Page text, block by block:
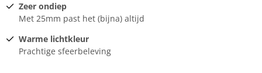
Zeer ondiep
Met 25mm past het (bijna) altijd
Warme lichtkleur
Prachtige sfeerbeleving